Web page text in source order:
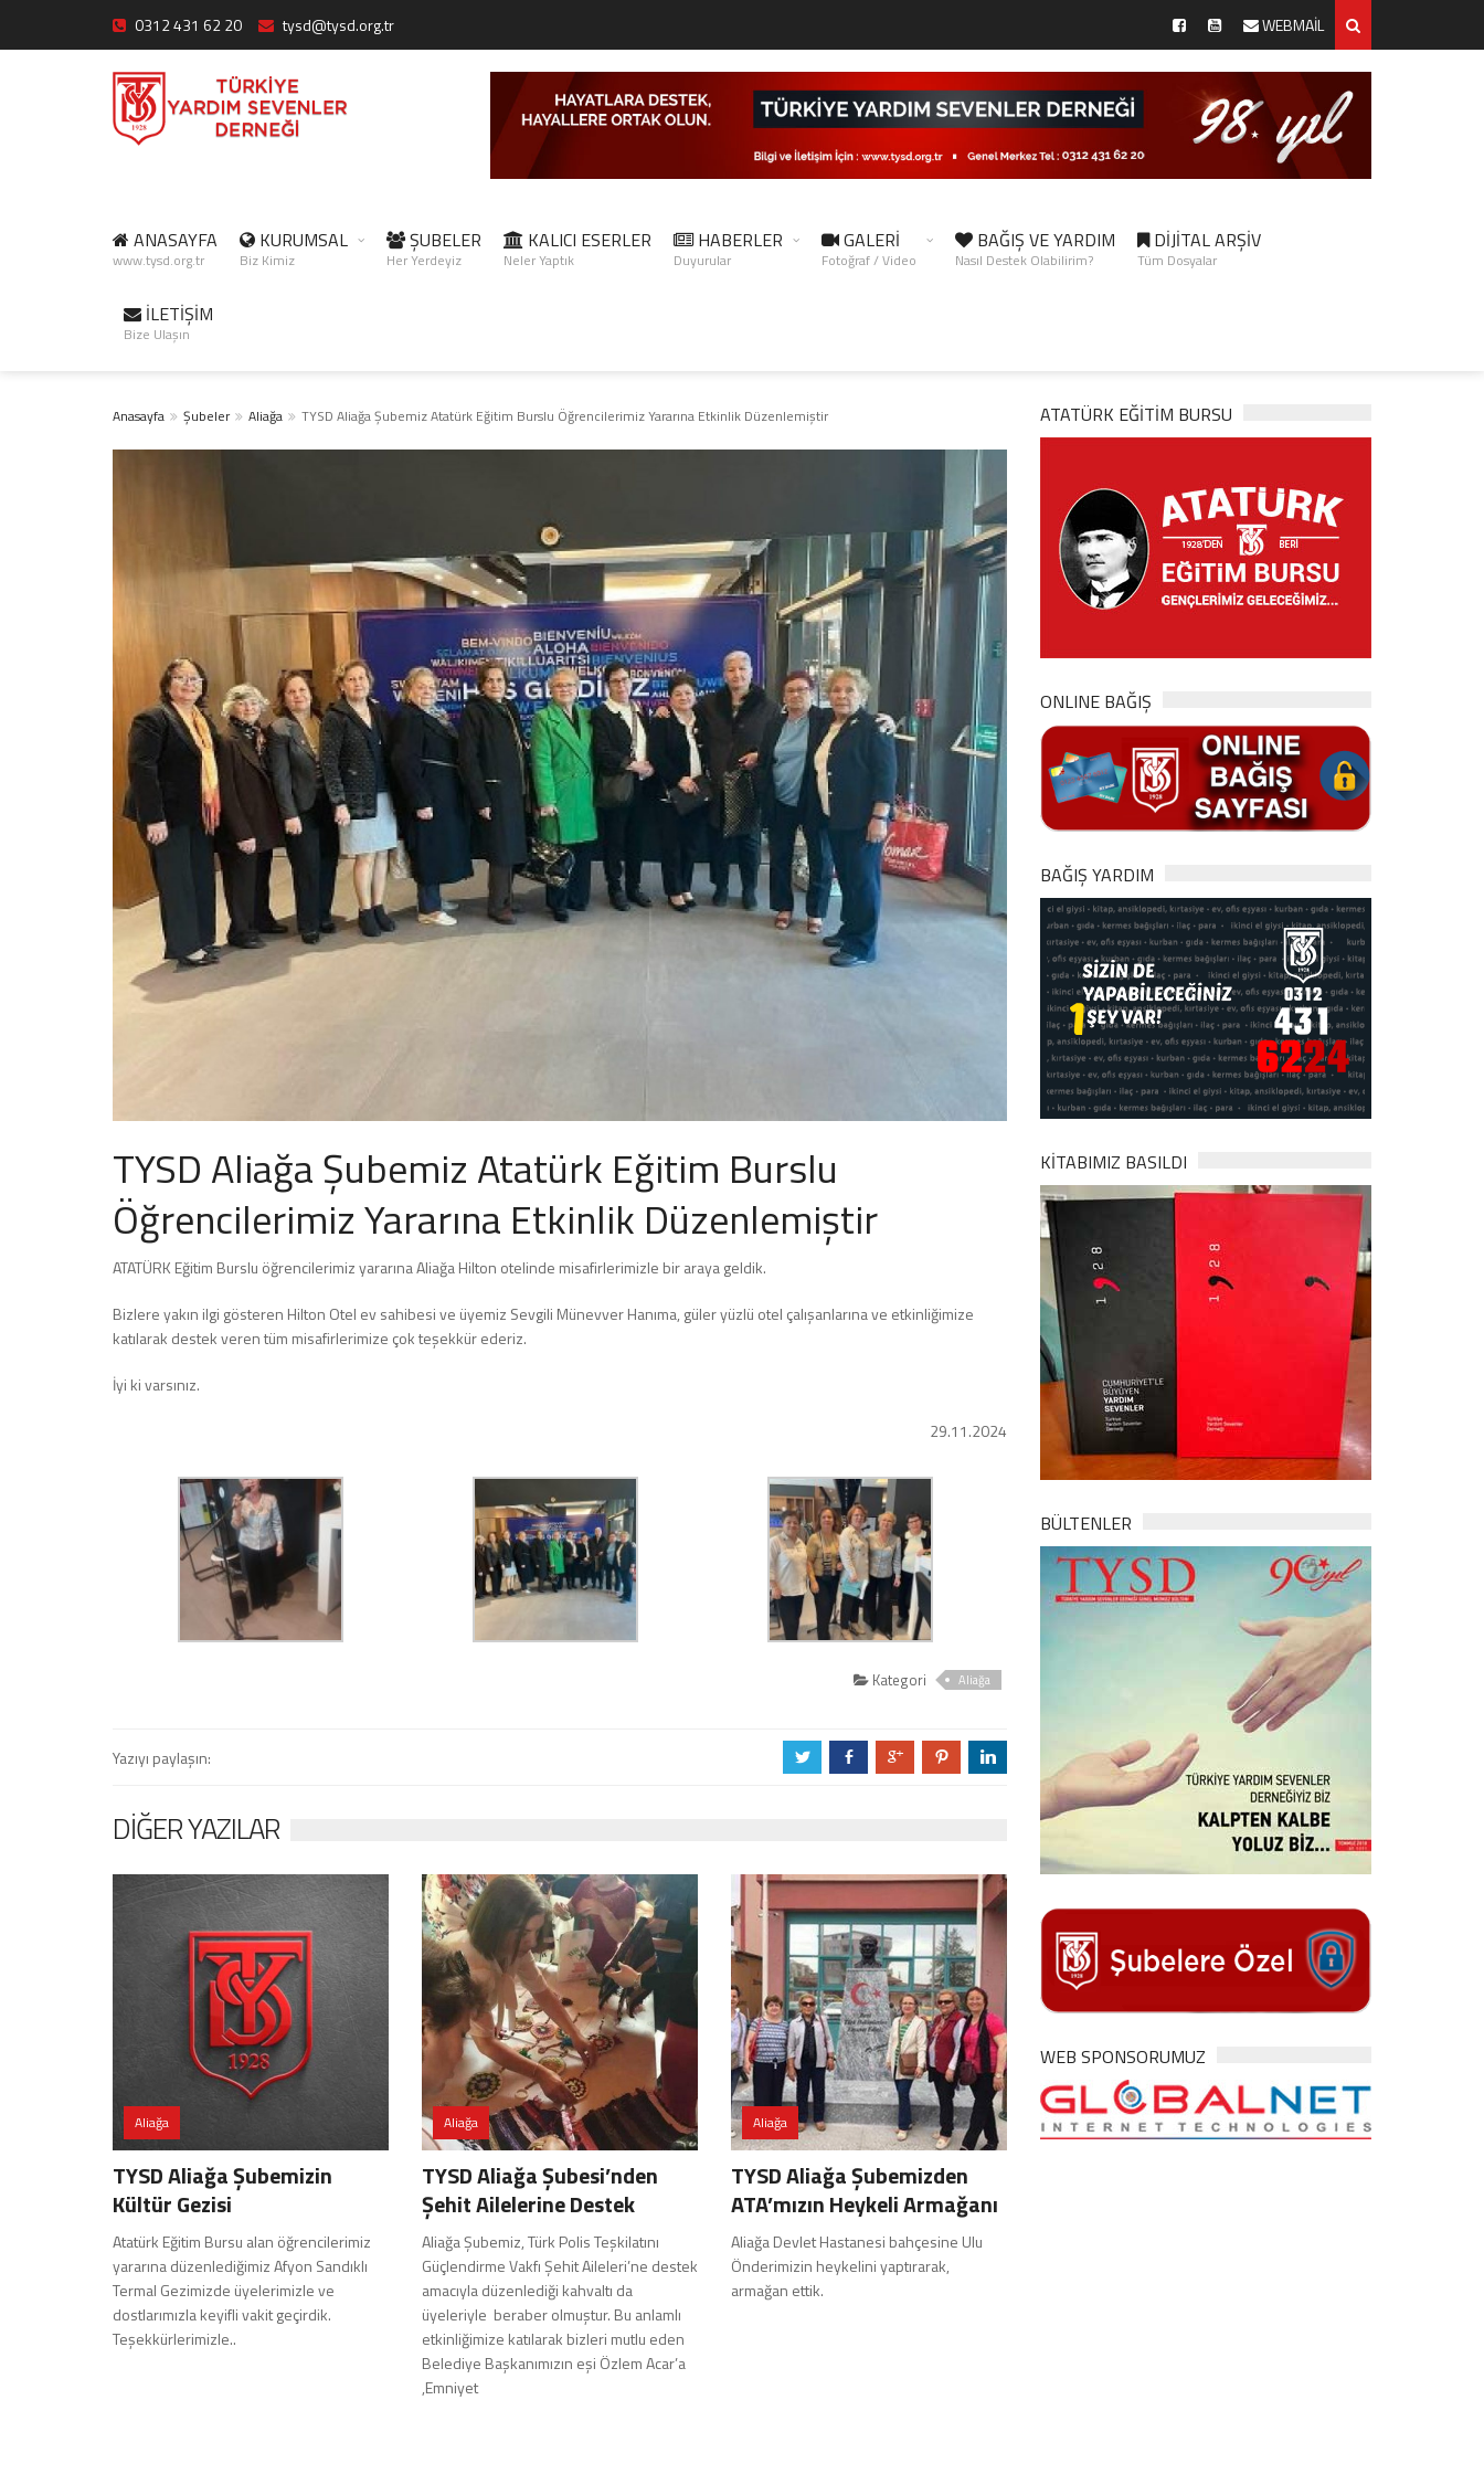
0312 431 62 20 tysd@tysd.org.tr WEBMAİL
ANASAYFA
www.tysd.org.tr
KURUMSAL
Biz Kimiz
ŞUBELER
Her Yerdeyiz
KALICI ESERLER
Neler Yaptık
HABERLER
Duyurular
GALERİ
Fotoğraf / Video
BAĞIŞ VE YARDIM
Nasıl Destek Olabilirim?
DİJİTAL ARŞİV
Tüm Dosyalar
İLETİŞİM
Bize Ulaşın
Anasayfa Şubeler Aliağa TYSD Aliağa Şubemiz Atatürk Eğitim Burslu Öğrencilerimiz Yararına Etkinlik Düzenlemiştir
TYSD Aliağa Şubemiz Atatürk Eğitim Burslu
Öğrencilerimiz Yararına Etkinlik Düzenlemiştir
ATATÜRK Eğitim Burslu öğrencilerimiz yararına Aliağa Hilton otelinde misafirlerimizle bir araya geldik.
Bizlere yakın ilgi gösteren Hilton Otel ev sahibesi ve üyemiz Sevgili Münevver Hanıma, güler yüzlü otel çalışanlarına ve etkinliğimize
katılarak destek veren tüm misafirlerimize çok teşekkür ederiz.
İyi ki varsınız.
29.11.2024
Kategori Aliağa
Yazıyı paylaşın: a b c d j
DIĞER YAZILAR
Aliağa
TYSD Aliağa Şubemizin
Kültür Gezisi
Atatürk Eğitim Bursu alan öğrencilerimiz
yararına düzenlediğimiz Afyon Sandıklı
Termal Gezimizde üyelerimizle ve
dostlarımızla keyifli vakit geçirdik.
Teşekkürlerimizle..
Aliağa
TYSD Aliağa Şubesi’nden
Şehit Ailelerine Destek
Aliağa Şubemiz, Türk Polis Teşkilatını
Güçlendirme Vakfı Şehit Aileleri’ne destek
amacıyla düzenlediği kahvaltı da
üyeleriyle beraber olmuştur. Bu anlamlı
etkinliğimize katılarak bizleri mutlu eden
Belediye Başkanımızın eşi Özlem Acar’a
,Emniyet
Aliağa
TYSD Aliağa Şubemizden
ATA’mızın Heykeli Armağanı
Aliağa Devlet Hastanesi bahçesine Ulu
Önderimizin heykelini yaptırarak,
armağan ettik.
ATATÜRK EĞITIM BURSU
ONLINE BAĞIŞ
BAĞIŞ YARDIM
KİTABIMIZ BASILDI
BÜLTENLER
WEB SPONSORUMUZ